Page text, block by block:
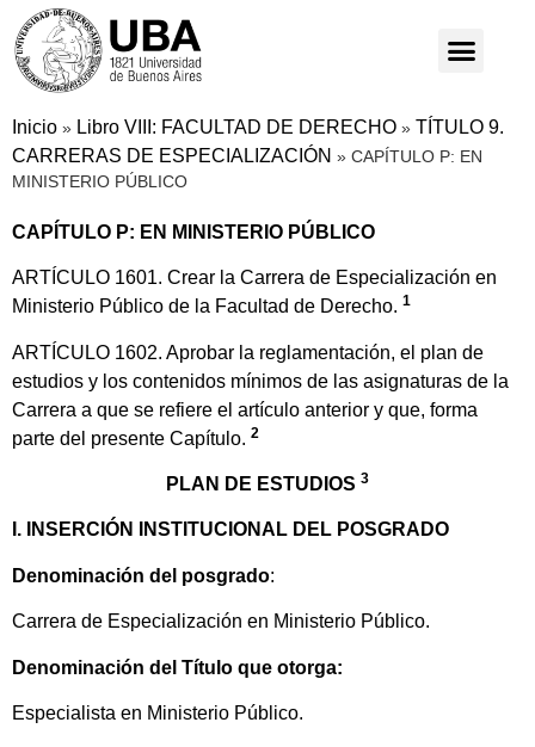
Inicio » Libro VIII: FACULTAD DE DERECHO » TÍTULO 9.
CARRERAS DE ESPECIALIZACIÓN » CAPÍTULO P: EN
MINISTERIO PÚBLICO
CAPÍTULO P: EN MINISTERIO PÚBLICO
ARTÍCULO 1601. Crear la Carrera de Especialización en
Ministerio Público de la Facultad de Derecho. 1
ARTÍCULO 1602. Aprobar la reglamentación, el plan de
estudios y los contenidos mínimos de las asignaturas de la
Carrera a que se refiere el artículo anterior y que, forma
parte del presente Capítulo. 2
PLAN DE ESTUDIOS 3
I. INSERCIÓN INSTITUCIONAL DEL POSGRADO
Denominación del posgrado:
Carrera de Especialización en Ministerio Público.
Denominación del Título que otorga:
Especialista en Ministerio Público.